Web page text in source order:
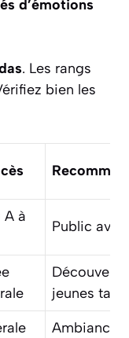
d’émotions
. Les rangs
bien les
A à
Public
Découverte
jeunes
Ambiance